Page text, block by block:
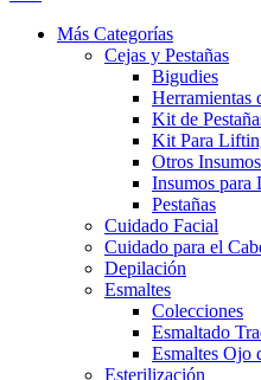
Más Categorías
Cejas y Pestañas
Bigudies
Herramientas
Kit de
Kit Para
Otros
Insumos para
Pestañas
Cuidado Facial
Cuidado para el
Depilación
Esmaltes
Colecciones
Esmaltado
Esmaltes Ojo
Esterilización